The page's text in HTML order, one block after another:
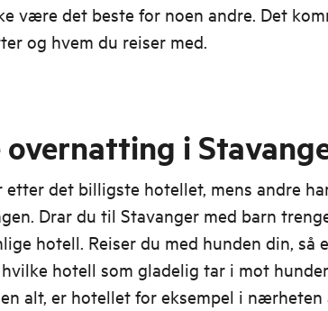
være det beste for noen andre. Det
og hvem du reiser med.
overnatting i
etter det billigste hotellet, mens andre
Drar du til Stavanger med barn
hotell. Reiser du med hunden din, så
hotell som gladelig tar i mot
alt, er hotellet for eksempel i